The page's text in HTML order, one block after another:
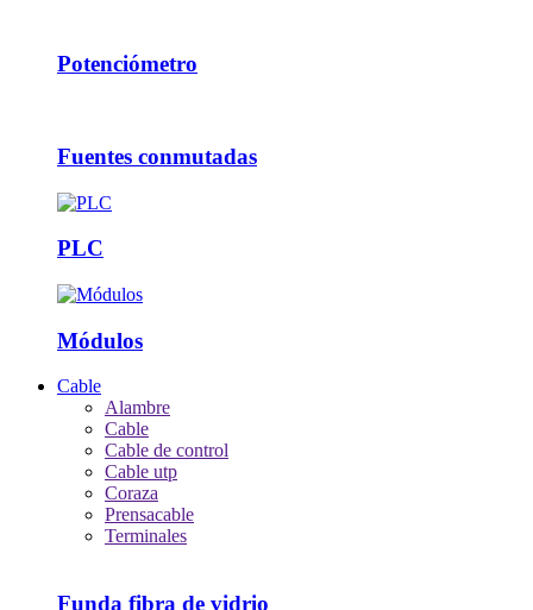
Potenciómetro
Fuentes conmutadas
PLC
Módulos
Cable
Alambre
Cable
Cable de control
Cable utp
Coraza
Prensacable
Terminales
Funda fibra de vidrio